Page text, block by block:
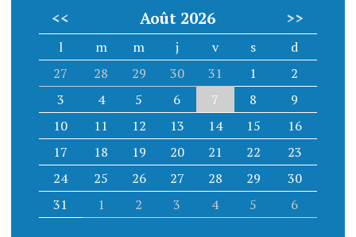
<< Août 2026 >>
l m m j v s
d
27
28 29 30 31 1
2
3
4 5 6 7 8
9
10
11 12 13 14 15
16
17
18 19 20 21 22
23
24
25 26 27 28 29
30
31
1 2 3 4 5 6